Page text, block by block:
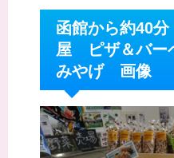
函館から約40
屋 ピザ＆バー
みやげ 画像